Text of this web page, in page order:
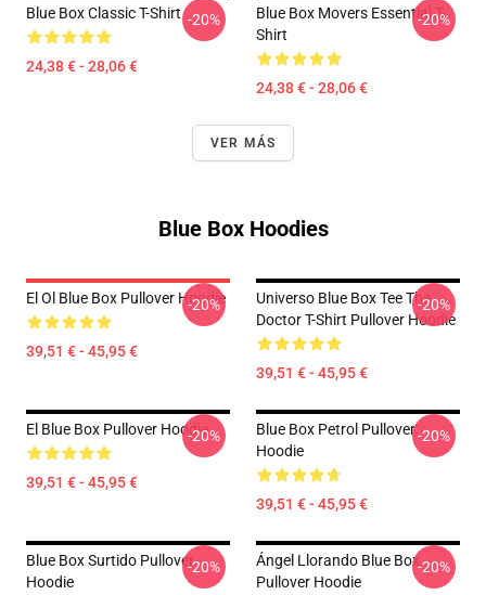
Blue Box Classic T-Shirt
24,38 € - 28,06 €
-20%
Blue Box Movers Essential T-
Shirt
24,38 € - 28,06 €
-20%
VER MÁS
Blue Box Hoodies
El Ol Blue Box Pullover Hoodie
39,51 € - 45,95 €
-20%
Universo Blue Box Tee The
Doctor T-Shirt Pullover Hoodie
39,51 € - 45,95 €
-20%
El Blue Box Pullover Hoodie
39,51 € - 45,95 €
-20%
Blue Box Petrol Pullover
Hoodie
39,51 € - 45,95 €
-20%
Blue Box Surtido Pullover
Hoodie
-20%
Ángel Llorando Blue Box
Pullover Hoodie
-20%